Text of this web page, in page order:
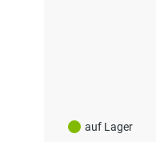
auf Lager